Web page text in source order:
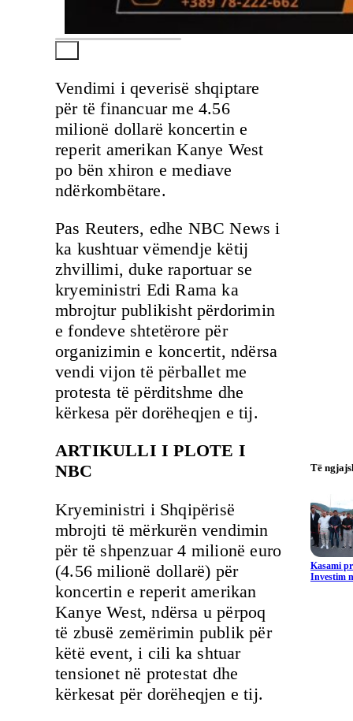
Vendimi i qeverisë shqiptare
për të financuar me 4.56
milionë dollarë koncertin e
reperit amerikan Kanye West
po bën xhiron e mediave
ndërkombëtare.
Pas Reuters, edhe NBC News i
ka kushtuar vëmendje këtij
zhvillimi, duke raportuar se
kryeministri Edi Rama ka
mbrojtur publikisht përdorimin
e fondeve shtetërore për
organizimin e koncertit, ndërsa
vendi vijon të përballet me
protesta të përditshme dhe
kërkesa për dorëheqjen e tij.
ARTIKULLI I PLOTE I
NBC
Kryeministri i Shqipërisë
mbrojti të mërkurën vendimin
për të shpenzuar 4 milionë euro
(4.56 milionë dollarë) për
koncertin e reperit amerikan
Kanye West, ndërsa u përpoq
të zbusë zemërimin publik për
këtë event, i cili ka shtuar
tensionet në protestat dhe
kërkesat për dorëheqjen e tij.
Të
Kasami
Investim